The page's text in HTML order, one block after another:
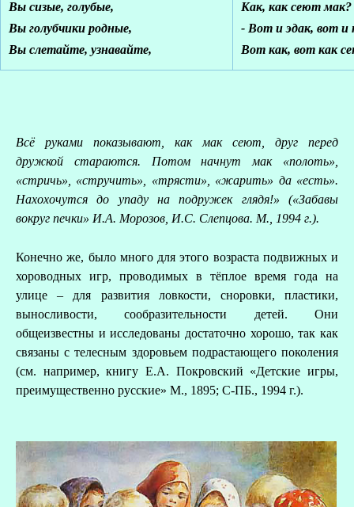
Вы сизые, голубые,
Вы голубчики родные,
Вы слетайте, узнавайте,
Как, как сеют мак?
- Вот и эдак, вот и
Вот как, вот как
Всё руками показывают, как мак сеют, друг перед
дружкой стараются. Потом начнут мак «полоть»,
«стричь», «стручить», «трясти», «жарить» да «есть».
Нахохочутся до упаду на подружек глядя!» («Забавы
вокруг печки» И.А. Морозов, И.С. Слепцова. М., 1994 г.).
Конечно же, было много для этого возраста подвижных и
хороводных игр, проводимых в тёплое время года на
улице – для развития ловкости, сноровки, пластики,
выносливости, сообразительности детей. Они
общеизвестны и исследованы достаточно хорошо, так как
связаны с телесным здоровьем подрастающего поколения
(см. например, книгу Е.А. Покровский «Детские игры,
преимущественно русские» М., 1895; С-ПБ., 1994 г.).